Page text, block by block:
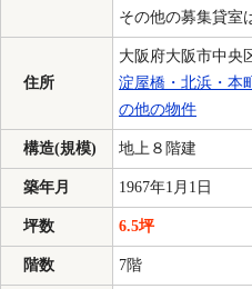
その他の募集貸室
住所
大阪府大阪市中央
淀屋橋・北浜・本
の他の物件
構造(規模) 地上８階建
築年月 1967年1月1日
坪数 6.5坪
階数 7階